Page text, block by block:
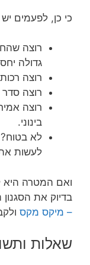
כי כן, לפעמים
רוצה
גדולה
רוצה
רוצה סדר
רוצה
בינוני.
לא בטוח?
לעשות
ואם המטרה היא
בדיוק את
– מיקס מקס
שאלות